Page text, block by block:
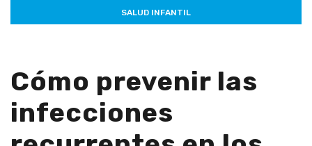
SALUD INFANTIL
Cómo prevenir las
infecciones